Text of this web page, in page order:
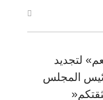
لتجديد
المجلس